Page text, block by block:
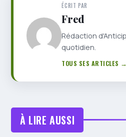
ÉCRIT PAR
Fred
Rédaction
quotidien.
TOUS SES ARTICLES →
À LIRE AUSSI